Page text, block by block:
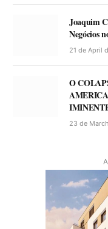
Joaquim
Negócios
21 de April
O
23 de